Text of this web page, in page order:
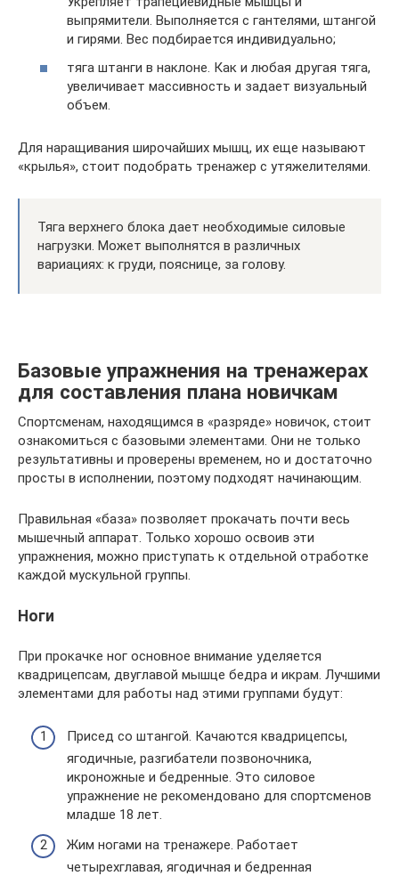
выпрямители. Выполняется с гантелями, штангой
и гирями. Вес подбирается индивидуально;
тяга штанги в наклоне. Как и любая другая тяга,
увеличивает массивность и задает визуальный
объем.
Для наращивания широчайших мышц, их еще называют
«крылья», стоит подобрать тренажер с утяжелителями.
Тяга верхнего блока дает необходимые силовые
нагрузки. Может выполнятся в различных
вариациях: к груди, пояснице, за голову.
Базовые упражнения на тренажерах
для составления плана новичкам
Спортсменам, находящимся в «разряде» новичок, стоит
ознакомиться с базовыми элементами. Они не только
результативны и проверены временем, но и достаточно
просты в исполнении, поэтому подходят начинающим.
Правильная «база» позволяет прокачать почти весь
мышечный аппарат. Только хорошо освоив эти
упражнения, можно приступать к отдельной отработке
каждой мускульной группы.
Ноги
При прокачке ног основное внимание уделяется
квадрицепсам, двуглавой мышце бедра и икрам. Лучшими
элементами для работы над этими группами будут:
Присед со штангой. Качаются квадрицепсы,
ягодичные, разгибатели позвоночника,
икроножные и бедренные. Это силовое
упражнение не рекомендовано для спортсменов
младше 18 лет.
Жим ногами на тренажере. Работает
четырехглавая, ягодичная и бедренная